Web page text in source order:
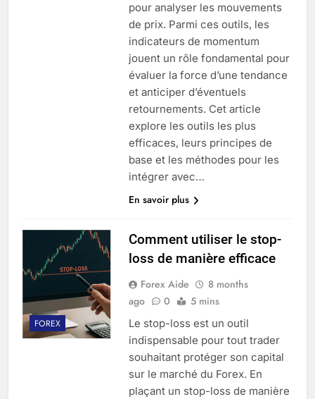
pour analyser les mouvements
de prix. Parmi ces outils, les
indicateurs de momentum
jouent un rôle fondamental pour
évaluer la force d’une tendance
et anticiper d’éventuels
retournements. Cet article
explore les outils les plus
efficaces, leurs principes de
base et les méthodes pour les
intégrer avec…
En savoir plus
FOREX
Comment utiliser le stop-
loss de manière efficace
Forex Aide
8 months
ago
0 5 mins
Le stop-loss est un outil
indispensable pour tout trader
souhaitant protéger son capital
sur le marché du Forex. En
plaçant un stop-loss de manière